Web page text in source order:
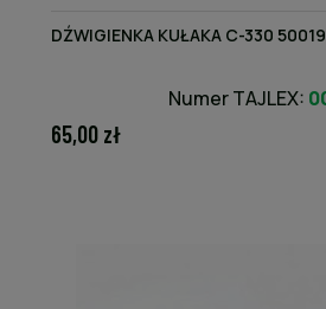
DŹWIGIENKA KUŁAKA C-330
Numer TAJLEX:
65,00 zł